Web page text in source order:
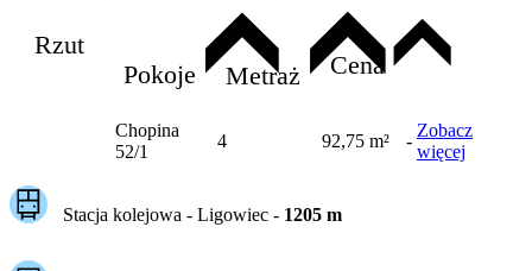
Rzut
Pokoje
Metraż Cena
Chopina
52/1
4 92,75 m² -
Zobacz
więcej
Stacja kolejowa - Ligowiec- 1205m